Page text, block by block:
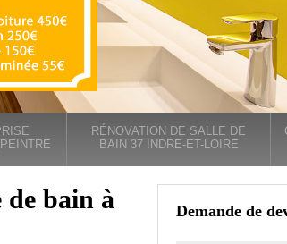
RÉNOVATION DE SALLE DE
BAIN 37 INDRE-ET-LOIRE
bain à
Demande de